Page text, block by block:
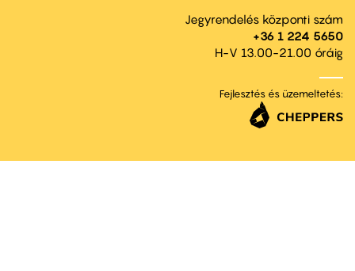
Jegyrendelés központi szám
+36 1 224 5650
H-V 13.00-21.00 óráig
Fejlesztés és üzemeltetés: